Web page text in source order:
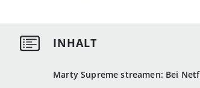
Marty Supreme streamen: Bei